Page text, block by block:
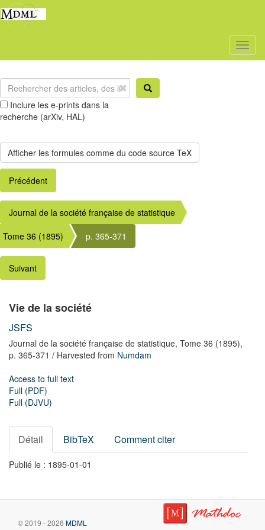
Inclure les e-prints dans la
recherche (arXiv, HAL)
Précédent
Journal de la société française de statistique
Tome 36 (1895)
p. 365-371
Suivant
Vie de la société
JSFS
Journal de la société française de statistique, Tome 36 (1895),
p. 365-371 / Harvested from Numdam
Access to full text
Full (PDF)
Full (DJVU)
Détail BibTeX Comment citer
Publié le : 1895-01-01
© 2019 - 2026 MDML